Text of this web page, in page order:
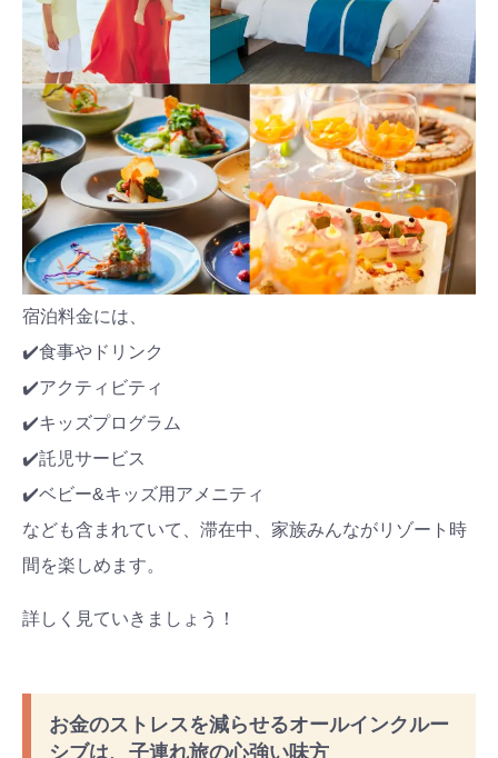
宿泊料金には、
✔️食事やドリンク
✔️アクティビティ
✔️キッズプログラム
✔️託児サービス
✔️ベビー&キッズ用アメニティ
なども含まれていて、滞在中、家族みんながリゾート時
間を楽しめます。
詳しく見ていきましょう！
お金のストレスを減らせるオールインクルー
シブは、子連れ旅の心強い味方